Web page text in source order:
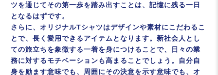
ツを通じてその第一歩を踏み出すことは、記憶に残る一日
となるはずです。
さらに、オリジナルTシャツはデザインや素材にこだわるこ
とで、長く愛用できるアイテムとなります。新社会人とし
ての旅立ちを象徴する一着を身につけることで、日々の業
務に対するモチベーションも高まることでしょう。自分自
身を励ます意味でも、周囲にその決意を示す意味でも、オ